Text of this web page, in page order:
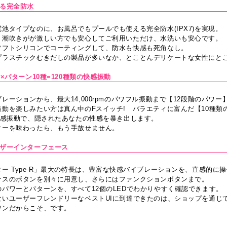
完全防水
タイプなのに、お風呂でもプールでも使える完全防水(IPX7)を実現。
吹きがが激しい方でも安心してご利用いただけ、水洗いも安心です。
トシリコンでコーティングして、防水も快感も死角なし。
スチックむきだしの製品が多いなか、とことんデリケートな女性にと
パターン10種=120種類の快感振動
ーションから、最大14,000rpmのパワフル振動まで【12段階のパワー
動を楽しみたい方は真ん中のFスイッチ! バラエティに富んだ【10種類
振動で、隠されたあなたの性感を暴き出します。
を味わったら、もう手放せません。
ーインターフェース
Type-R」最大の特長は、豊富な快感バイブレーションを、直感的に
のボタンを別々に用意し、さらにはファンクションボタンまで。
ワーとパターンを、すべて12個のLEDでわかりやすく確認できます。
ユーザーフレンドリーなベストUIに到達できたのは、ショップを通じ
だからこそ、です。